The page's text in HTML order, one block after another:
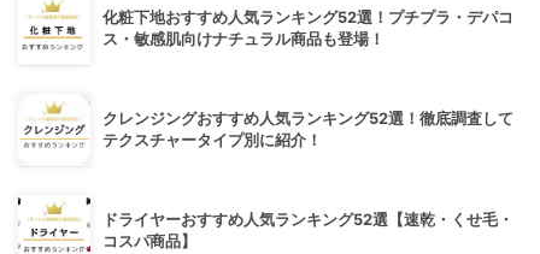
化粧下地おすすめ人気ランキング52選！プチプラ・デパコ
ス・敏感肌向けナチュラル商品も登場！
クレンジングおすすめ人気ランキング52選！徹底調査して
テクスチャータイプ別に紹介！
ドライヤーおすすめ人気ランキング52選【速乾・くせ毛・
コスパ商品】